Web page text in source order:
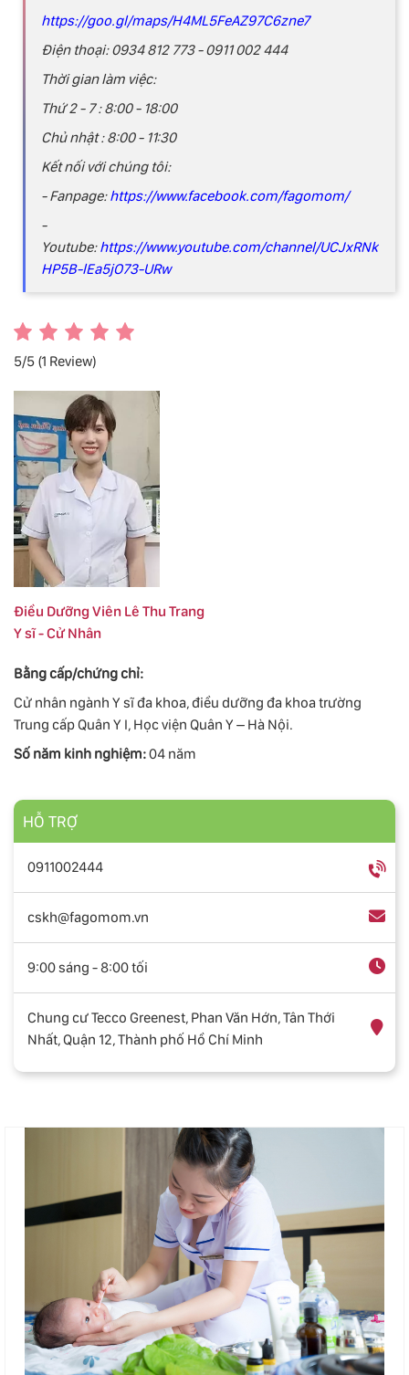
https://goo.gl/maps/H4ML5FeAZ97C6zne7
Điện thoại: 0934 812 773 - 0911 002 444
Thời gian làm việc:
Thứ 2 - 7 : 8:00 - 18:00
Chủ nhật : 8:00 - 11:30
Kết nối với chúng tôi:
- Fanpage:https://www.facebook.com/fagomom/
-
Youtube:https://www.youtube.com/channel/UCJxRNk
HP5B-lEa5jO73-URw
5/5 (1 Review)
Điều Dưỡng Viên Lê Thu Trang
Y sĩ - Cử Nhân
Bằng cấp/chứng chỉ:
Cử nhân ngành Y sĩ đa khoa, điều dưỡng đa khoa trường
Trung cấp Quân Y I, Học viện Quân Y – Hà Nội.
Số năm kinh nghiệm:04 năm
HỖ TRỢ
0911002444
cskh@fagomom.vn
9:00 sáng - 8:00 tối
Chung cư Tecco Greenest, Phan Văn Hớn, Tân Thới
Nhất, Quận 12, Thành phố Hồ Chí Minh